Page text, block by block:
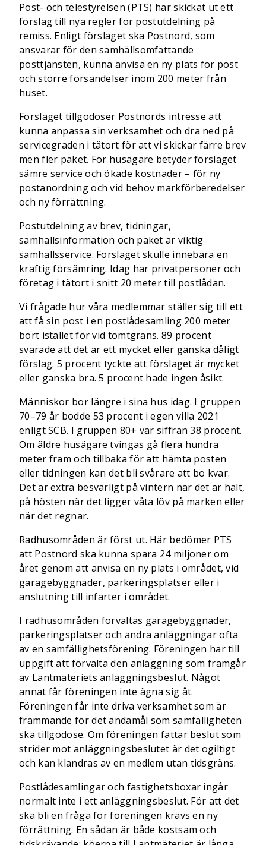
Post- och telestyrelsen (PTS) har skickat ut ett
förslag till nya regler för postutdelning på
remiss. Enligt förslaget ska Postnord, som
ansvarar för den samhällsomfattande
posttjänsten, kunna anvisa en ny plats för post
och större försändelser inom 200 meter från
huset.
Förslaget tillgodoser Postnords intresse att
kunna anpassa sin verksamhet och dra ned på
servicegraden i tätort för att vi skickar färre brev
men fler paket. För husägare betyder förslaget
sämre service och ökade kostnader – för ny
postanordning och vid behov markförberedelser
och ny förrättning.
Postutdelning av brev, tidningar,
samhällsinformation och paket är viktig
samhällsservice. Förslaget skulle innebära en
kraftig försämring. Idag har privatpersoner och
företag i tätort i snitt 20 meter till postlådan.
Vi frågade hur våra medlemmar ställer sig till ett
att få sin post i en postlådesamling 200 meter
bort istället för vid tomtgräns. 89 procent
svarade att det är ett mycket eller ganska dåligt
förslag. 5 procent tyckte att förslaget är mycket
eller ganska bra. 5 procent hade ingen åsikt.
Människor bor längre i sina hus idag. I gruppen
70–79 år bodde 53 procent i egen villa 2021
enligt SCB. I gruppen 80+ var siffran 38 procent.
Om äldre husägare tvingas gå flera hundra
meter fram och tillbaka för att hämta posten
eller tidningen kan det bli svårare att bo kvar.
Det är extra besvärligt på vintern när det är halt,
på hösten när det ligger våta löv på marken eller
när det regnar.
Radhusområden är först ut. Här bedömer PTS
att Postnord ska kunna spara 24 miljoner om
året genom att anvisa en ny plats i området, vid
garagebyggnader, parkerings­platser eller i
anslutning till infarter i området.
I radhusområden förvaltas garagebyggnader,
parkeringsplatser och andra anläggningar ofta
av en samfällighetsförening. Föreningen har till
uppgift att förvalta den anläggning som framgår
av Lantmäteriets anläggnings­beslut. Något
annat får föreningen inte ägna sig åt.
Föreningen får inte driva verksamhet som är
främmande för det ändamål som samfälligheten
ska tillgodose. Om föreningen fattar beslut som
strider mot anläggningsbeslutet är det ogiltigt
och kan klandras av en medlem utan tidsgräns.
Postlådesamlingar och fastighetsboxar ingår
normalt inte i ett anläggningsbeslut. För att det
ska bli en fråga för föreningen krävs en ny
förrättning. En sådan är både kostsam och